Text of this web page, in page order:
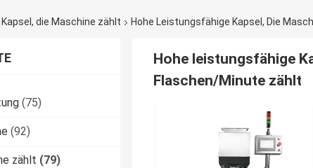
Kapsel, die Maschine zählt Hohe Leistungsfähige Kapsel, Die
(75)
(92)
zählt (79)
Hohe leistungsfähige
Flaschen/Minute zählt